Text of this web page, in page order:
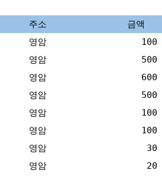
주소 금액
영암 100
영암 500
영암 600
영암 500
영암 100
영암 100
영암 30
영암 20